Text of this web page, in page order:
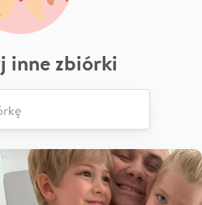
inne zbiórki